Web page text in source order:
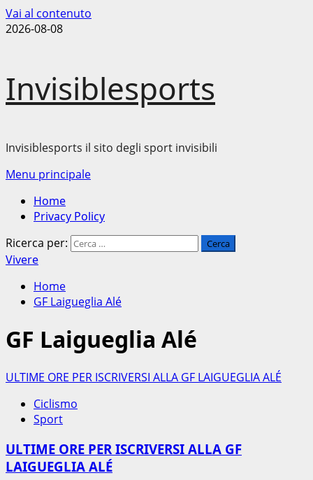
Vai al contenuto
2026-08-08
Invisiblesports
Invisiblesports il sito degli sport invisibili
Menu principale
Home
Privacy Policy
Ricerca per:
Vivere
Home
GF Laigueglia Alé
GF Laigueglia Alé
ULTIME ORE PER ISCRIVERSI ALLA GF LAIGUEGLIA ALÉ
Ciclismo
Sport
ULTIME ORE PER ISCRIVERSI ALLA GF
LAIGUEGLIA ALÉ